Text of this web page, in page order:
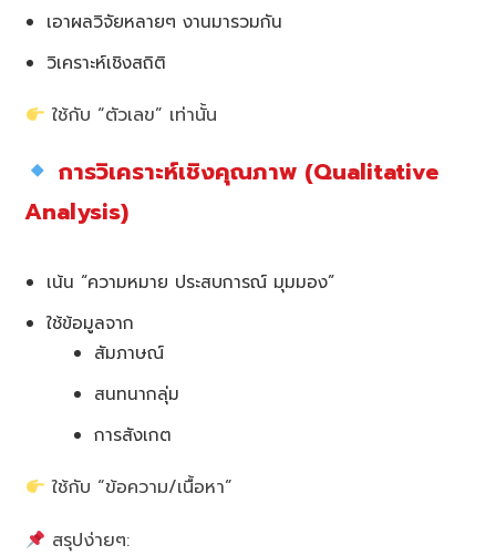
เอาผลวิจัยหลายๆ งานมารวมกัน
วิเคราะห์เชิงสถิติ
ใช้กับ “ตัวเลข” เท่านั้น
การวิเคราะห์เชิงคุณภาพ (Qualitative
Analysis)
เน้น “ความหมาย ประสบการณ์ มุมมอง”
ใช้ข้อมูลจาก
สัมภาษณ์
สนทนากลุ่ม
การสังเกต
ใช้กับ “ข้อความ/เนื้อหา”
สรุปง่ายๆ: